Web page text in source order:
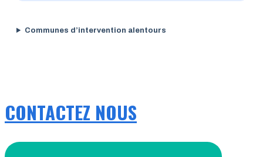
Communes d’intervention alentours
CONTACTEZ NOUS